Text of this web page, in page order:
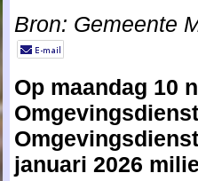
Bron: Gemeente
Op maandag 10
januari 2026